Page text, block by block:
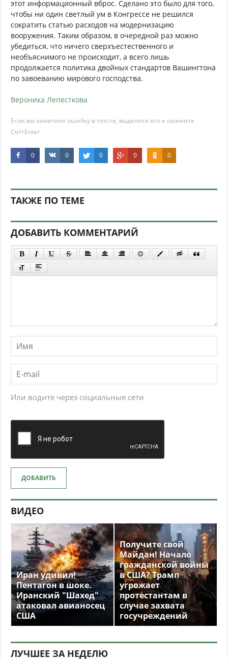
этот информационный вброс. Сделано это было для того,
чтобы ни один светлый ум в Конгрессе не решился
сократить статью расходов на модернизацию
вооружения. Таким образом, в очередной раз можно
убедиться, что ничего сверхъестественного и
необъяснимого не происходит, а всего лишь
продолжается политика двойных стандартов Вашингтона
по завоеванию мирового господства.
Вероника Лепесткова
Если вы заметили ошибку в тексте, выделите его и нажмите
Ctrl+Enter
0 0 0 0 0
ТАКЖЕ ПО ТЕМЕ
ДОБАВИТЬ КОММЕНТАРИЙ
Или водите через социальные сети
ДОБАВИТЬ
ВИДЕО
Иран удивил!
Пентагон в шоке.
Иранский "Шахед"
атаковал авианосец
США
Получите свой
Майдан! Начало
гражданской войны
в США? Трамп
угрожает
протестантам в
случае захвата
госучреждений
ЛУЧШЕЕ ЗА НЕДЕЛЮ